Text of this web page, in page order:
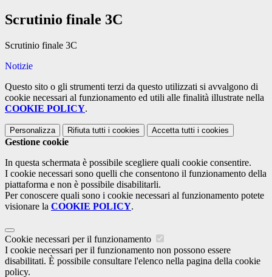
Scrutinio finale 3C
Scrutinio finale 3C
Notizie
Questo sito o gli strumenti terzi da questo utilizzati si avvalgono di
cookie necessari al funzionamento ed utili alle finalità illustrate nella
COOKIE POLICY.
Personalizza Rifiuta tutti i cookies Accetta tutti i cookies
Gestione cookie
In questa schermata è possibile scegliere quali cookie consentire.
I cookie necessari sono quelli che consentono il funzionamento della
piattaforma e non è possibile disabilitarli.
Per conoscere quali sono i cookie necessari al funzionamento potete
visionare la COOKIE POLICY.
Cookie necessari per il funzionamento
I cookie necessari per il funzionamento non possono essere
disabilitati. È possibile consultare l'elenco nella pagina della cookie
policy.